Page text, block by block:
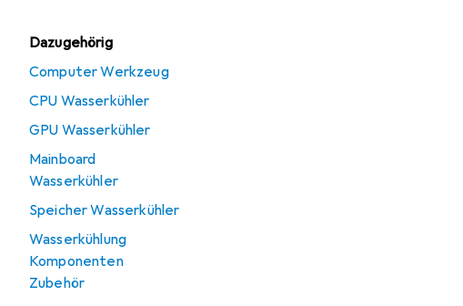
Dazugehörig
Computer Werkzeug
CPU Wasserkühler
GPU Wasserkühler
Mainboard
Wasserkühler
Speicher Wasserkühler
Wasserkühlung
Komponenten
Zubehör